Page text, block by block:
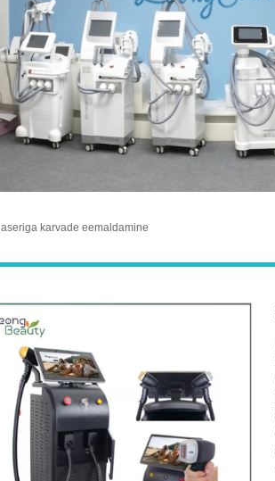
karvade eemaldamine